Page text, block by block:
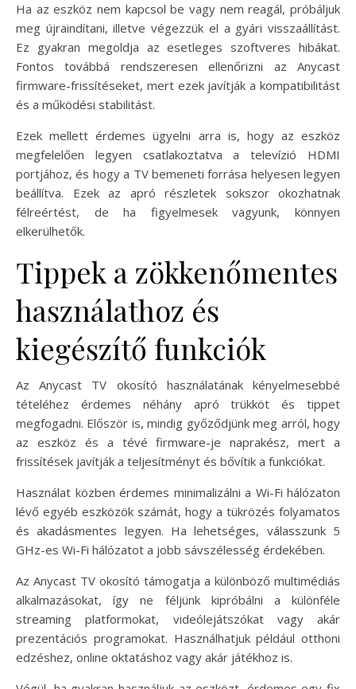
Ha az eszköz nem kapcsol be vagy nem reagál, próbáljuk
meg újraindítani, illetve végezzük el a gyári visszaállítást.
Ez gyakran megoldja az esetleges szoftveres hibákat.
Fontos továbbá rendszeresen ellenőrizni az Anycast
firmware-frissítéseket, mert ezek javítják a kompatibilitást
és a működési stabilitást.
Ezek mellett érdemes ügyelni arra is, hogy az eszköz
megfelelően legyen csatlakoztatva a televízió HDMI
portjához, és hogy a TV bemeneti forrása helyesen legyen
beállítva. Ezek az apró részletek sokszor okozhatnak
félreértést, de ha figyelmesek vagyunk, könnyen
elkerülhetők.
Tippek a zökkenőmentes
használathoz és
kiegészítő funkciók
Az Anycast TV okosító használatának kényelmesebbé
tételéhez érdemes néhány apró trükköt és tippet
megfogadni. Először is, mindig győződjünk meg arról, hogy
az eszköz és a tévé firmware-je naprakész, mert a
frissítések javítják a teljesítményt és bővítik a funkciókat.
Használat közben érdemes minimalizálni a Wi-Fi hálózaton
lévő egyéb eszközök számát, hogy a tükrözés folyamatos
és akadásmentes legyen. Ha lehetséges, válasszunk 5
GHz-es Wi-Fi hálózatot a jobb sávszélesség érdekében.
Az Anycast TV okosító támogatja a különböző multimédiás
alkalmazásokat, így ne féljünk kipróbálni a különféle
streaming platformokat, videólejátszókat vagy akár
prezentációs programokat. Használhatjuk például otthoni
edzéshez, online oktatáshoz vagy akár játékhoz is.